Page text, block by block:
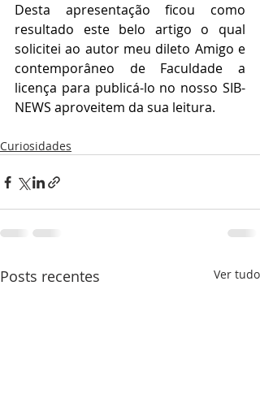
Desta apresentação ficou como
resultado este belo artigo o qual
solicitei ao autor meu dileto Amigo e
contemporâneo de Faculdade a
licença para publicá-lo no nosso SIB-
NEWS aproveitem da sua leitura.
Curiosidades
Posts recentes Ver tudo